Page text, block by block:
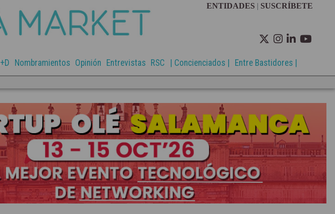
ENTIDADES | SUSCRÍBETE
I+D Nombramientos Opinión Entrevistas RSC | Concienciados | Entre Bastidores |